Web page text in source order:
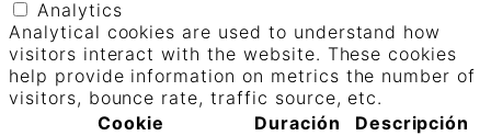
Analytics
Analytical cookies are used to understand how
visitors interact with the website. These cookies
help provide information on metrics the number of
visitors, bounce rate, traffic source, etc.
Cookie
Duración Descripción